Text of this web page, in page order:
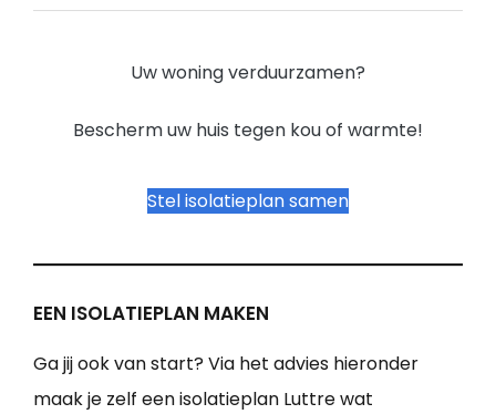
Uw woning verduurzamen?
Bescherm uw huis tegen kou of warmte!
Stel isolatieplan samen
EEN ISOLATIEPLAN MAKEN
Ga jij ook van start? Via het advies hieronder
maak je zelf een isolatieplan Luttre wat